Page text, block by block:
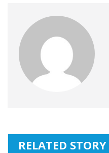
RELATED STORY